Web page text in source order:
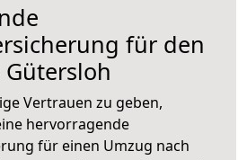
für den
Vertrauen zu geben,
hervorragende
für einen Umzug nach